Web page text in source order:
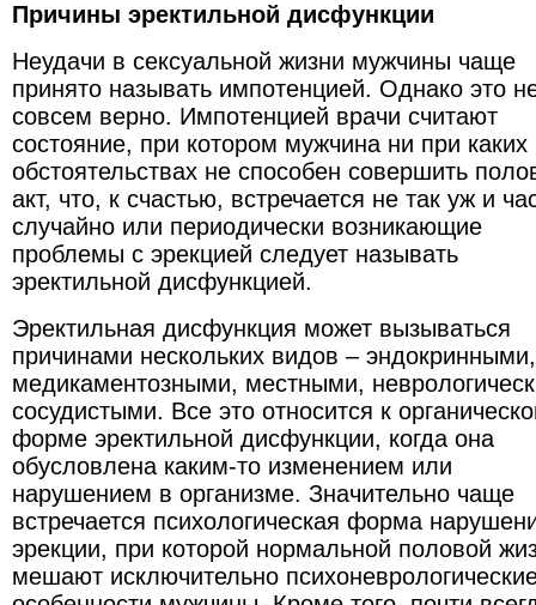
Причины эректильной дисфункции
Неудачи в сексуальной жизни мужчины чаще
принято называть импотенцией. Однако это
совсем верно. Импотенцией врачи считают
состояние, при котором мужчина ни при каких
обстоятельствах не способен совершить
акт, что, к счастью, встречается не так уж и
случайно или периодически возникающие
проблемы с эрекцией следует называть
эректильной дисфункцией.
Эректильная дисфункция может вызываться
причинами нескольких видов – эндокринными,
медикаментозными, местными,
сосудистыми. Все это относится к
форме эректильной дисфункции, когда она
обусловлена каким-то изменением или
нарушением в организме. Значительно чаще
встречается психологическая форма
эрекции, при которой нормальной половой
мешают исключительно